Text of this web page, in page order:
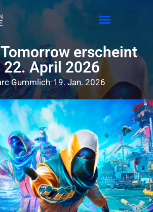
erscheint
22. April 2026
Gummlich 19. Jan. 2026